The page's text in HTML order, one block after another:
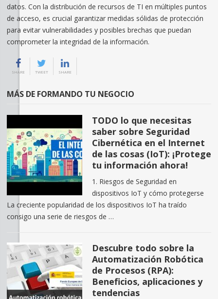
datos. Con la distribución de recursos de TI en múltiples puntos
de acceso, es crucial garantizar medidas sólidas de protección
para evitar vulnerabilidades y posibles brechas que puedan
comprometer la integridad de la información.
SHARE TWEET SHARE
MÁS DE FORMANDO TU NEGOCIO
TODO lo que necesitas
saber sobre Seguridad
Cibernética en el Internet
de las cosas (IoT): ¡Protege
tu información ahora!
1. Riesgos de Seguridad en
dispositivos IoT y cómo protegerse
La creciente popularidad de los dispositivos IoT ha traído
consigo una serie de riesgos de …
Descubre todo sobre la
Automatización Robótica
de Procesos (RPA):
Beneficios, aplicaciones y
tendencias